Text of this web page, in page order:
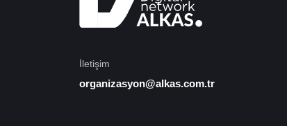
İletişim
organizasyon@alkas.com.tr